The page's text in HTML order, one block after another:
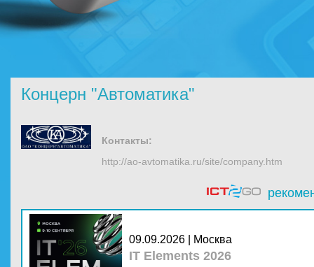
Концерн "Автоматика"
Контакты:
http://ao-avtomatika.ru/site/company.htm
09.09.2026 | Москва
IT Elements 2026